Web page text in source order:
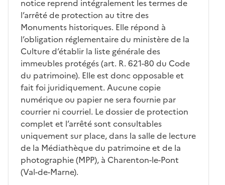
notice reprend intégralement les termes de
l’arrêté de protection au titre des
Monuments historiques. Elle répond à
l’obligation réglementaire du ministère de la
Culture d’établir la liste générale des
immeubles protégés (art. R. 621-80 du Code
du patrimoine). Elle est donc opposable et
fait foi juridiquement. Aucune copie
numérique ou papier ne sera fournie par
courrier ni courriel. Le dossier de protection
complet et l’arrêté sont consultables
uniquement sur place, dans la salle de lecture
de la Médiathèque du patrimoine et de la
photographie (MPP), à Charenton-le-Pont
(Val-de-Marne).